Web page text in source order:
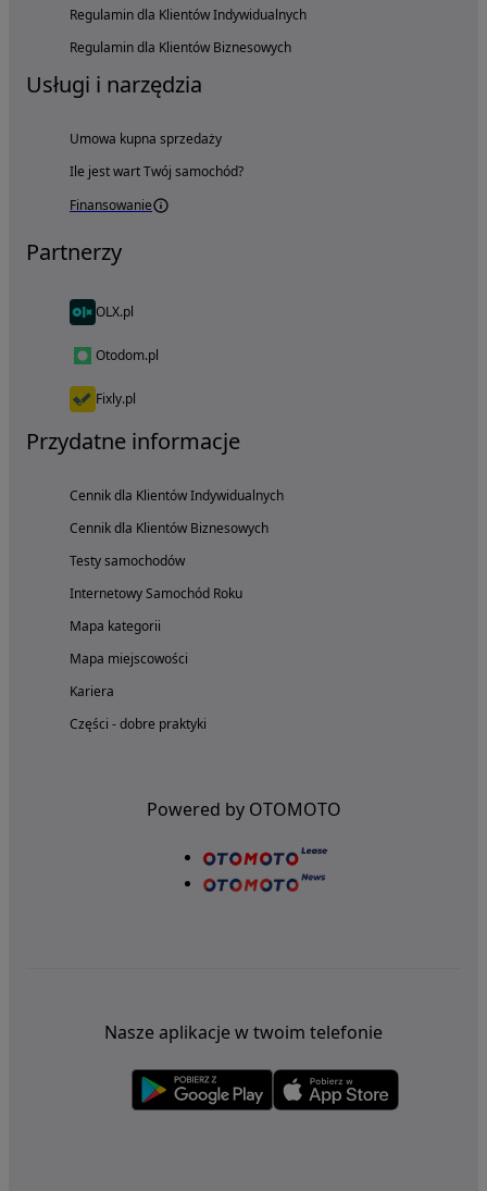
Regulamin dla Klientów Indywidualnych
Regulamin dla Klientów Biznesowych
Usługi i narzędzia
Umowa kupna sprzedaży
Ile jest wart Twój samochód?
Finansowanie
Partnerzy
OLX.pl
Otodom.pl
Fixly.pl
Przydatne informacje
Cennik dla Klientów Indywidualnych
Cennik dla Klientów Biznesowych
Testy samochodów
Internetowy Samochód Roku
Mapa kategorii
Mapa miejscowości
Kariera
Części - dobre praktyki
Powered by OTOMOTO
Nasze aplikacje w twoim telefonie